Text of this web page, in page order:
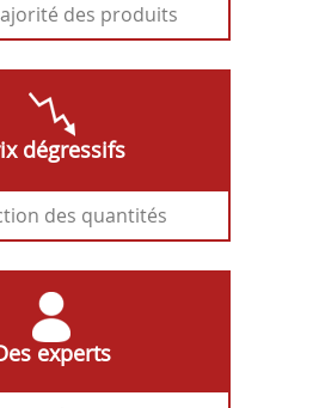
des produits
dégressifs
des quantités
experts